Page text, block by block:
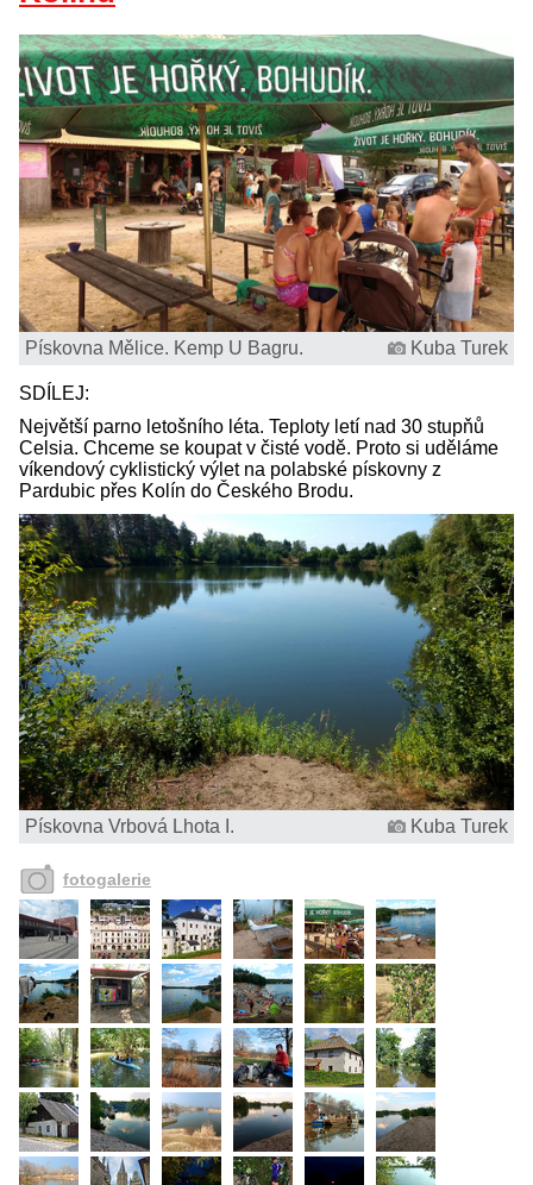
Pískovna Mělice. Kemp U Bagru. Kuba Turek
SDÍLEJ:
Největší parno letošního léta. Teploty letí nad 30 stupňů
Celsia. Chceme se koupat v čisté vodě. Proto si uděláme
víkendový cyklistický výlet na polabské pískovny z
Pardubic přes Kolín do Českého Brodu.
Pískovna Vrbová Lhota I. Kuba Turek
fotogalerie